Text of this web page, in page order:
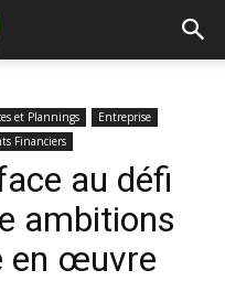
et Plannings
Entreprise
Financiers
au défi
ambitions
en œuvre